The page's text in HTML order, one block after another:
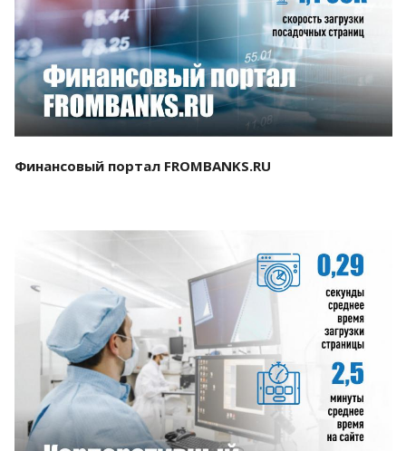
Смотреть проект
Финансовый портал FROMBANKS.RU
Смотреть проект